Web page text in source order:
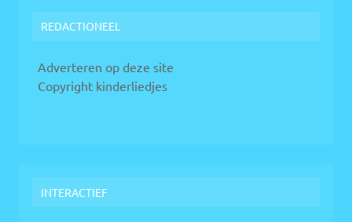
REDACTIONEEL
Adverteren op deze site
Copyright kinderliedjes
INTERACTIEF